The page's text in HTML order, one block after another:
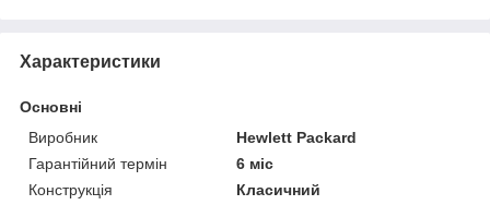
Характеристики
Основні
Виробник
Hewlett Packard
Гарантійний термін
6 міс
Конструкція
Класичний